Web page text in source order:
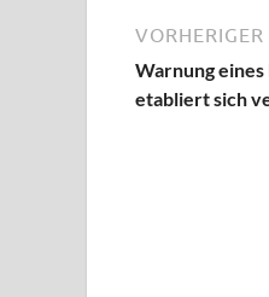
VORHERIGER
Warnung
etabliert sich